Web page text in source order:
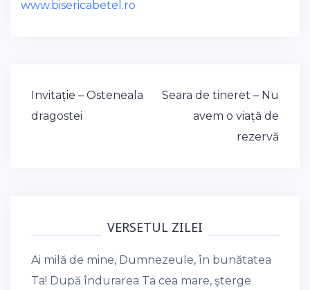
www.bisericabetel.ro
Post
navigation
Invitație – Osteneala
dragostei
Seara de tineret – Nu
avem o viață de
rezervă
VERSETUL ZILEI
Ai milă de mine, Dumnezeule, în bunătatea
Ta! După îndurarea Ta cea mare, şterge